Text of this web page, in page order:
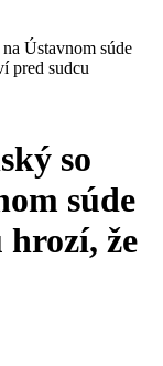
Ústavnom súde
pred sudcu
so
súde
že